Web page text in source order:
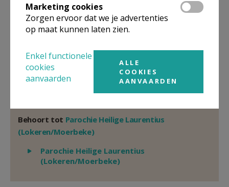
Google Maps
Organisatiestructuur
Niet gevonden wat je zocht? Hier vind je links naar de
Behoort tot Parochie Heilige Laurentius
(Lokeren/Moerbeke)
Weergeven
Parochie Heilige Laurentius
(Lokeren/Moerbeke)
Marketing cookies
Zorgen ervoor dat we je advertenties
op maat kunnen laten zien.
Enkel functionele
cookies
aanvaarden
ALLE
COOKIES
AANVAARDEN